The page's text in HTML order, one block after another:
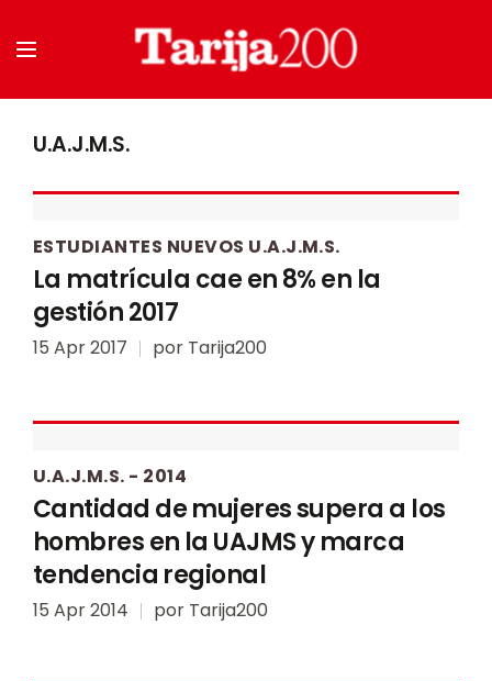
U.A.J.M.S.
ESTUDIANTES NUEVOS U.A.J.M.S.
La matrícula cae en 8% en la
gestión 2017
15 Apr 2017 por Tarija200
U.A.J.M.S. - 2014
Cantidad de mujeres supera a los
hombres en la UAJMS y marca
tendencia regional
15 Apr 2014 por Tarija200